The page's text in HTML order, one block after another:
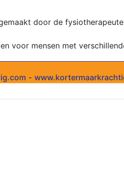
door de
voor mensen met
-